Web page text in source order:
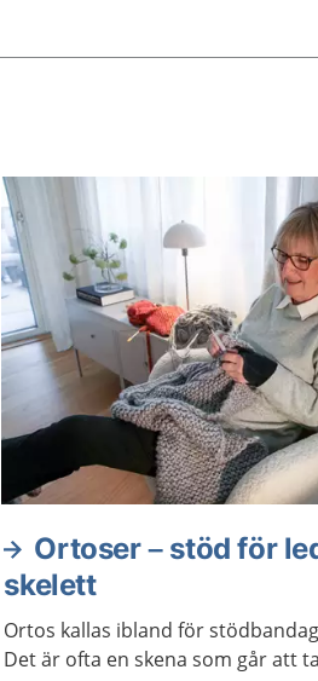
Ortoser – stöd för
skelett
Ortos kallas ibland för
Det är ofta en skena som går att